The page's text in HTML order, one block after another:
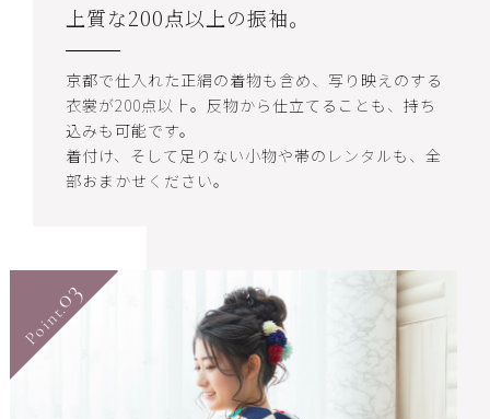
上質な200点以上の振袖。
京都で仕入れた正絹の着物も含め、写り映えのする
衣裳が200点以上。反物から仕立てることも、持ち
込みも可能です。
着付け、そして足りない小物や帯のレンタルも、全
部おまかせください。
Point.
03